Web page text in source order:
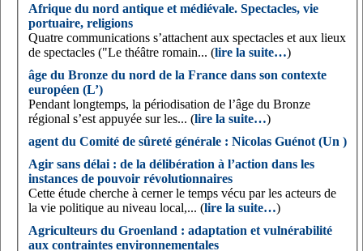
Afrique du nord antique et médiévale. Spectacles, vie
portuaire, religions
Quatre communications s’attachent aux spectacles et aux lieux
de spectacles ("Le théâtre romain... (lire la suite…)
âge du Bronze du nord de la France dans son contexte
européen (L’)
Pendant longtemps, la périodisation de l’âge du Bronze
régional s’est appuyée sur les... (lire la suite…)
agent du Comité de sûreté générale : Nicolas Guénot (Un )
Agir sans délai : de la délibération à l’action dans les
instances de pouvoir révolutionnaires
Cette étude cherche à cerner le temps vécu par les acteurs de
la vie politique au niveau local,... (lire la suite…)
Agriculteurs du Groenland : adaptation et vulnérabilité
aux contraintes environnementales